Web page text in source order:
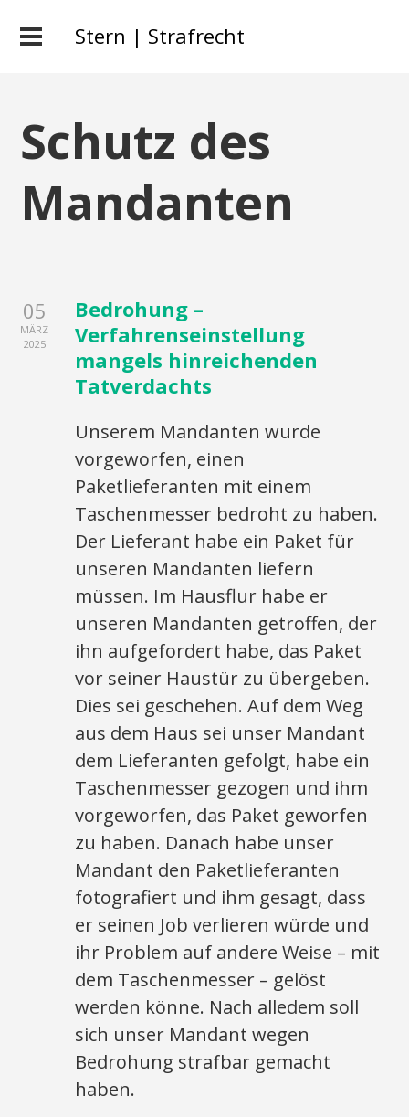
Stern | Strafrecht
Schutz des
Mandanten
05
MÄRZ
2025
Bedrohung –
Verfahrenseinstellung
mangels hinreichenden
Tatverdachts
Unserem Mandanten wurde
vorgeworfen, einen
Paketlieferanten mit einem
Taschenmesser bedroht zu haben.
Der Lieferant habe ein Paket für
unseren Mandanten liefern
müssen. Im Hausflur habe er
unseren Mandanten getroffen, der
ihn aufgefordert habe, das Paket
vor seiner Haustür zu übergeben.
Dies sei geschehen. Auf dem Weg
aus dem Haus sei unser Mandant
dem Lieferanten gefolgt, habe ein
Taschenmesser gezogen und ihm
vorgeworfen, das Paket geworfen
zu haben. Danach habe unser
Mandant den Paketlieferanten
fotografiert und ihm gesagt, dass
er seinen Job verlieren würde und
ihr Problem auf andere Weise – mit
dem Taschenmesser – gelöst
werden könne. Nach alledem soll
sich unser Mandant wegen
Bedrohung strafbar gemacht
haben.